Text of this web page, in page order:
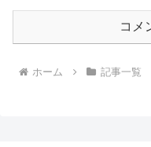
コメ
ホーム 記事一覧